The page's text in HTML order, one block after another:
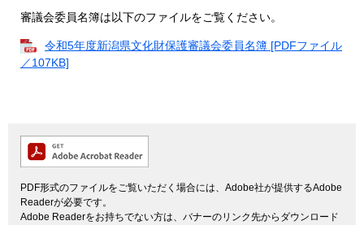
審議会委員名簿は以下のファイルをご覧ください。
令和5年度新潟県文化財保護審議会委員名簿 [PDFファイル
／107KB]
PDF形式のファイルをご覧いただく場合には、Adobe社が提供するAdobe
Readerが必要です。
Adobe Readerをお持ちでない方は、バナーのリンク先からダウンロード